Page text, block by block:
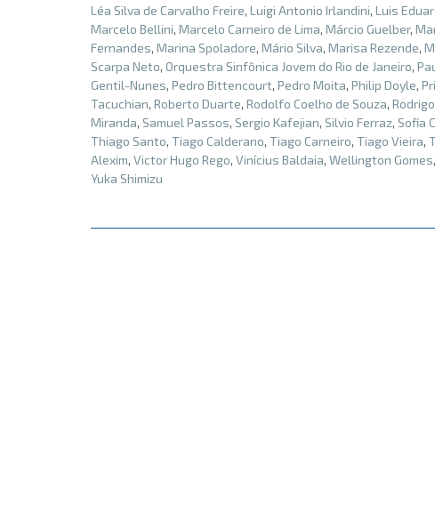
Léa Silva de Carvalho Freire, Luigi Antonio Irlandini, Luis
Marcelo Bellini, Marcelo Carneiro de Lima, Márcio Guelber,
Fernandes, Marina Spoladore, Mário Silva, Marisa Rezende,
Scarpa Neto, Orquestra Sinfônica Jovem do Rio de Janeiro,
Gentil-Nunes, Pedro Bittencourt, Pedro Moita, Philip Doyle,
Tacuchian, Roberto Duarte, Rodolfo Coelho de Souza,
Miranda, Samuel Passos, Sergio Kafejian, Silvio Ferraz, Sofia
Thiago Santo, Tiago Calderano, Tiago Carneiro, Tiago Vieira,
Alexim, Victor Hugo Rego, Vinícius Baldaia, Wellington Gomes,
Yuka Shimizu